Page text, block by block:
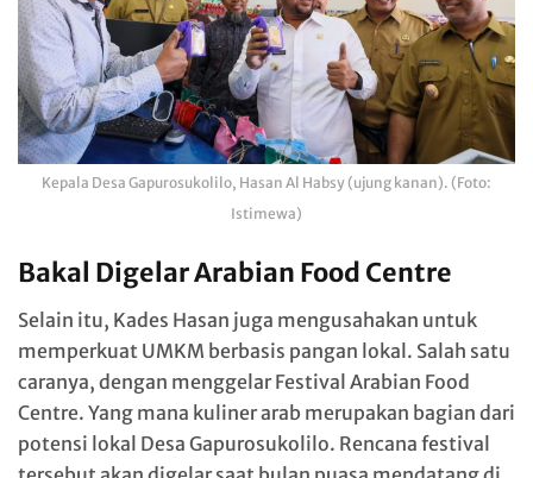
Kepala Desa Gapurosukolilo, Hasan Al Habsy (ujung kanan). (Foto:
Istimewa)
Bakal Digelar Arabian Food Centre
Selain itu, Kades Hasan juga mengusahakan untuk
memperkuat UMKM berbasis pangan lokal. Salah satu
caranya, dengan menggelar Festival Arabian Food
Centre. Yang mana kuliner arab merupakan bagian dari
potensi lokal Desa Gapurosukolilo. Rencana festival